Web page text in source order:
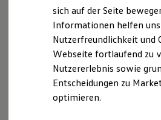
Wartungsverträge
Besitzer & Service
Reparatur & Service
Sommer-Special
Reparatur, Pflege &
Servicetermin
Service-Vorteile bei
ServicePlus
Economy Service
Räder & Reifen Service
sich auf der Seite
Informationen helfen
Nutzerfreundlichkeit und
Webseite fortlaufend zu
Nutzererlebnis sowie
Entscheidungen zu
optimieren.